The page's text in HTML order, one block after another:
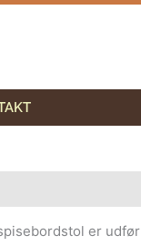
Den
pris
var:
er